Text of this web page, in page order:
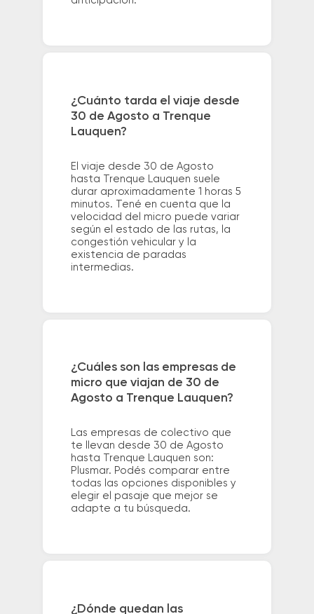
¿Cuánto tarda el viaje desde
30 de Agosto a Trenque
Lauquen?
El viaje desde 30 de Agosto
hasta Trenque Lauquen suele
durar aproximadamente 1 horas 5
minutos. Tené en cuenta que la
velocidad del micro puede variar
según el estado de las rutas, la
congestión vehicular y la
existencia de paradas
intermedias.
¿Cuáles son las empresas de
micro que viajan de 30 de
Agosto a Trenque Lauquen?
Las empresas de colectivo que
te llevan desde 30 de Agosto
hasta Trenque Lauquen son:
Plusmar. Podés comparar entre
todas las opciones disponibles y
elegir el pasaje que mejor se
adapte a tu búsqueda.
¿Dónde quedan las